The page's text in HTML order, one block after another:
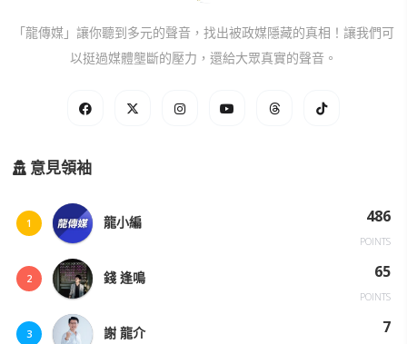
「龍傳媒」讓你聽到多元的聲音，找出被政媒隱藏的真相！讓我們可
以挺過媒體壟斷的壓力，還給大眾真實的聲音。
意見領袖
1 龍小編 486
POINTS
2 錢 逢鳴 65
POINTS
3 謝 龍介 7